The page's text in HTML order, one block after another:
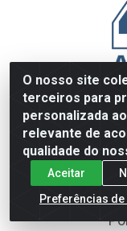
O nosso site
terceiros para
personalizada
relevante de
qualidade do
Aceitar
Preferências de